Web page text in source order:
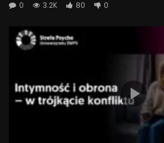
0 3.2K 80 0